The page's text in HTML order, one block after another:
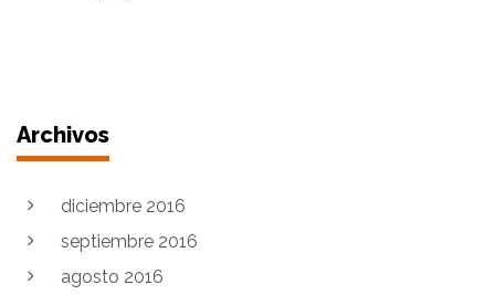
Archivos
diciembre 2016
septiembre 2016
agosto 2016